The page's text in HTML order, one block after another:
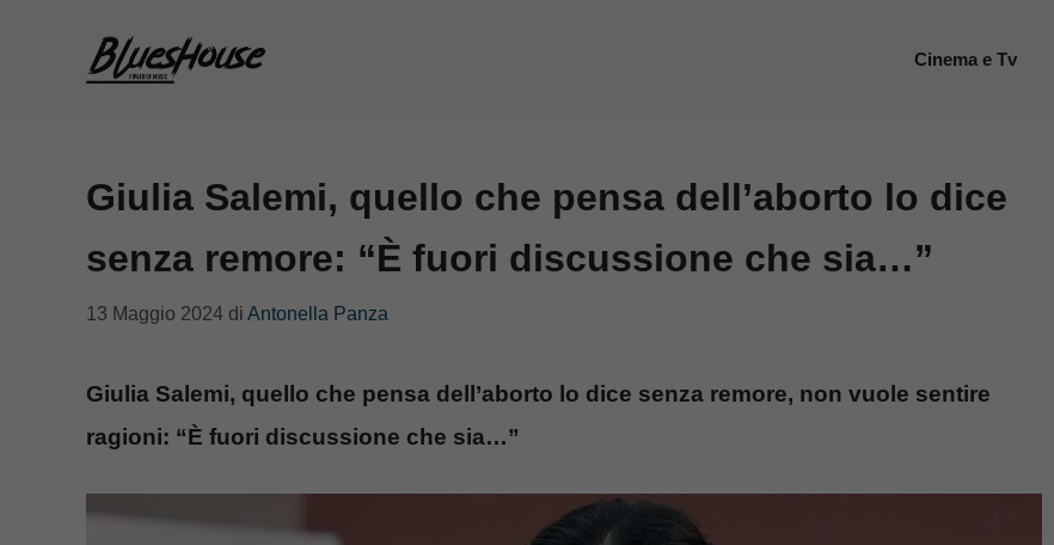
Cinema e Tv
Giulia Salemi, quello che pensa dell’aborto lo dice
senza remore: “È fuori discussione che sia…”
13 Maggio 2024 di Antonella Panza
Giulia Salemi, quello che pensa dell’aborto lo dice senza remore, non vuole sentire
ragioni: “È fuori discussione che sia…”